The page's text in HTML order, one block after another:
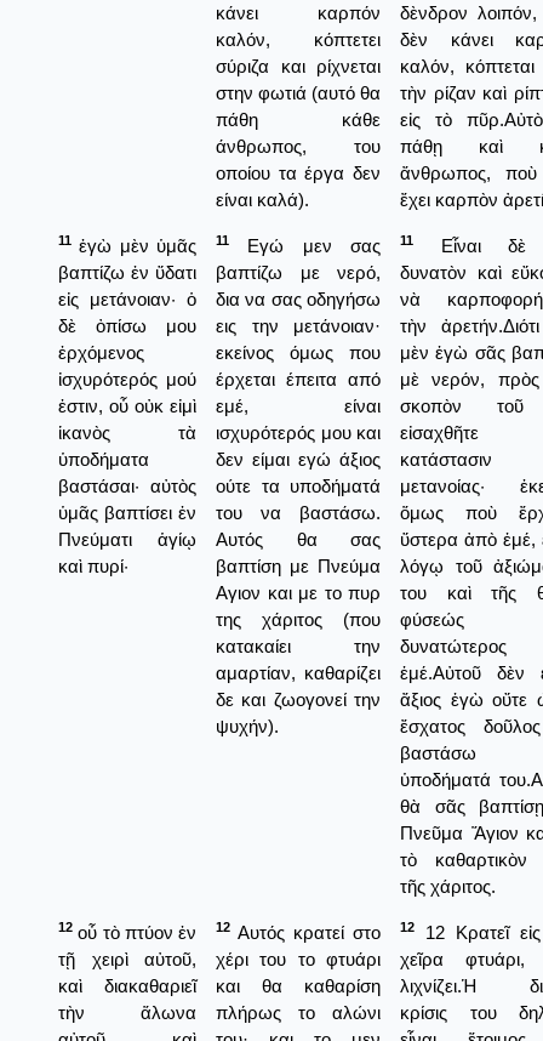
κάνει καρπόν
καλόν, κόπτετει
σύριζα και ρίχνεται
στην φωτιά (αυτό θα
πάθη κάθε
άνθρωπος, του
οποίου τα έργα δεν
είναι καλά).
δὲνδρον
δὲν κάνει
καλόν,
τὴν ρίζαν καὶ
εἰς τὸ
πάθῃ καὶ
ἄνθρωπος, ποὺ
ἔχει καρπὸν
11 ἐγὼ μὲν ὑμᾶς
βαπτίζω ἐν ὕδατι
εἰς μετάνοιαν· ὁ
δὲ ὀπίσω μου
ἐρχόμενος
ἰσχυρότερός μού
ἐστιν, οὗ οὐκ εἰμὶ
ἱκανὸς τὰ
ὑποδήματα
βαστάσαι· αὐτὸς
ὑμᾶς βαπτίσει ἐν
Πνεύματι ἁγίῳ
καὶ πυρί·
11
Εγώ μεν σας
βαπτίζω με νερό,
δια να σας οδηγήσω
εις την μετάνοιαν·
εκείνος όμως που
έρχεται έπειτα από
εμέ, είναι
ισχυρότερός μου και
δεν είμαι εγώ άξιος
ούτε τα υποδήματά
του να βαστάσω.
Αυτός θα σας
βαπτίση με Πνεύμα
Αγιον και με το πυρ
της χάριτος (που
κατακαίει την
αμαρτίαν, καθαρίζει
δε και ζωογονεί την
ψυχήν).
11
Εἶναι δὲ
δυνατὸν καὶ
νὰ
τὴν
μὲν ἑγὼ σᾶς
μὲ νερόν,
σκοπὸν
εἰσαχθῆτε
κατάστασιν
μετανοίας·
ὅμως ποὺ
ὕστερα ἀπὸ ἑμέ,
λόγῳ τοῦ
του καὶ τῆς
φύσεώς
δυνατώτερος
ἑμέ.Αὐτοῦ δὲν
ἄξιος ἑγὼ οὔτε
ἔσχατος
βαστάσω
ὑποδήματά
θὰ σᾶς
Πνεῦμα Ἅγιον
τὸ
τῆς χάριτος.
12 οὗ τὸ πτύον ἐν
τῇ χειρὶ αὐτοῦ,
καὶ διακαθαριεῖ
τὴν ἅλωνα
12 Αυτός κρατεί στο
χέρι του το φτυάρι
και θα καθαρίση
πλήρως το αλώνι
12
12 Κρατεῖ
χεῖρα φτυάρι,
λιχνίζει.Ἡ
κρίσις του